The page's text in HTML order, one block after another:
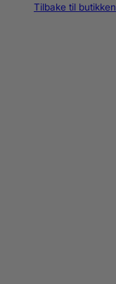
Tilbake til butikken